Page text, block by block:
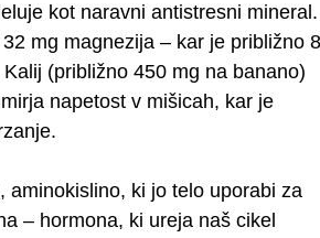
kot naravni antistresni mineral.
mg magnezija – kar je približno 8
(približno 450 mg na banano)
napetost v mišicah, kar je
aminokislino, ki jo telo uporabi za
– hormona, ki ureja naš cikel